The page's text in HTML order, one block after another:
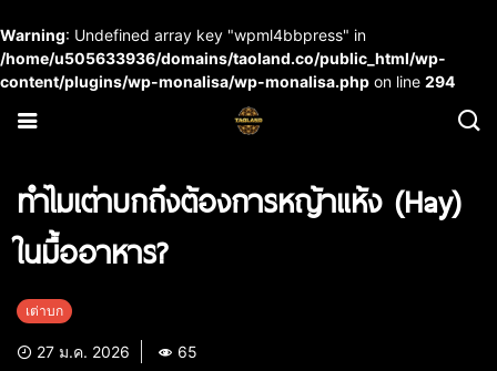
Warning: Undefined array key "wpml4bbpress" in
/home/u505633936/domains/taoland.co/public_html/wp-
content/plugins/wp-monalisa/wp-monalisa.php on line 294
ทำไมเต่าบกถึงต้องการหญ้าแห้ง (Hay)
ในมื้ออาหาร?
เต่าบก
27 ม.ค. 2026 65